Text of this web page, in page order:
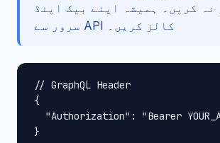
نہ کریں۔ ہمیشہ اپنے بیک اینڈ
سرور سے API کالز کریں۔
// GraphQL Header
{
"Authorization": "Bearer
}